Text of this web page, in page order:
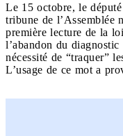
Le 15 octobre, le
tribune de l’Assemblée
première lecture de la
l’abandon du
nécessité de “traquer”
L’usage de ce mot a